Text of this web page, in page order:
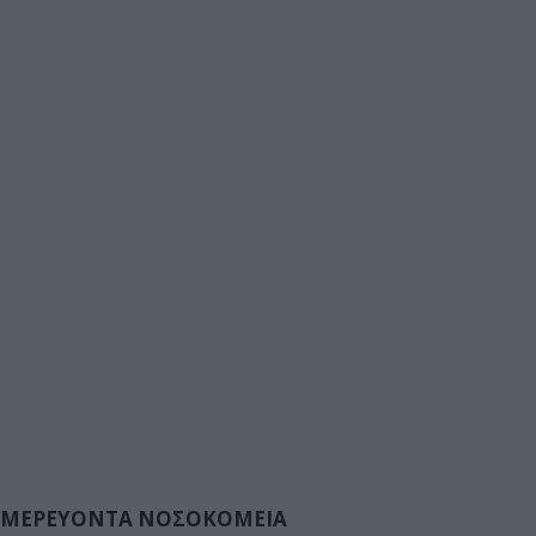
ΝΟΣΟΚΟΜΕΙΑ